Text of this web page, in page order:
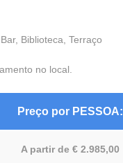
Biblioteca, Terraço
no local.
Preço por PESSOA:
A partir de € 2.985,00